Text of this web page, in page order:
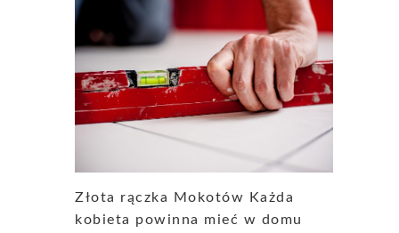
Złota rączka Mokotów Każda
kobieta powinna mieć w domu